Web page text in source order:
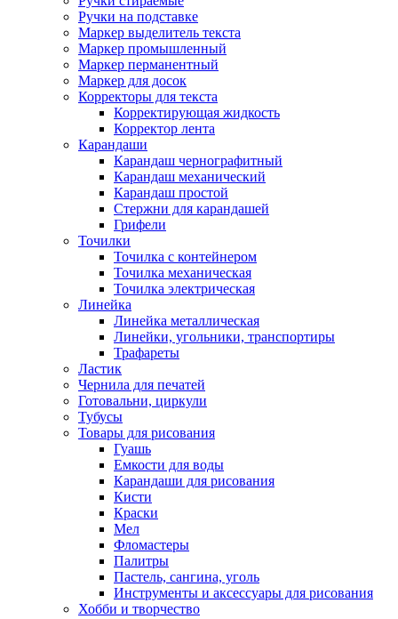
Ручки на подставке
Маркер выделитель текста
Маркер промышленный
Маркер перманентный
Маркер для досок
Корректоры для текста
Корректирующая жидкость
Корректор лента
Карандаши
Карандаш чернографитный
Карандаш механический
Карандаш простой
Стержни для карандашей
Грифели
Точилки
Точилка с контейнером
Точилка механическая
Точилка электрическая
Линейка
Линейка металлическая
Линейки, угольники, транспортиры
Трафареты
Ластик
Чернила для печатей
Готовальни, циркули
Тубусы
Товары для рисования
Гуашь
Емкости для воды
Карандаши для рисования
Кисти
Краски
Мел
Фломастеры
Палитры
Пастель, сангина, уголь
Инструменты и аксессуары для рисования
Хобби и творчество